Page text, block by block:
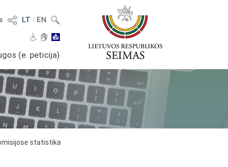
LT I EN
(e. peticija)
statistika